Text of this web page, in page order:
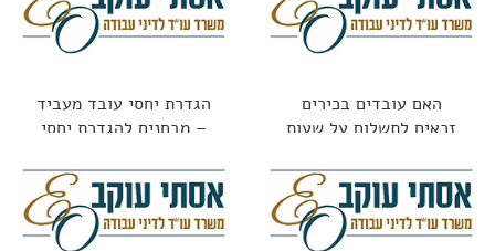
האם עובדים בכירים
זכאים לתשלום על שעות
הגדרת יחסי עובד מעביד
– מבחנים להגדרת יחסי